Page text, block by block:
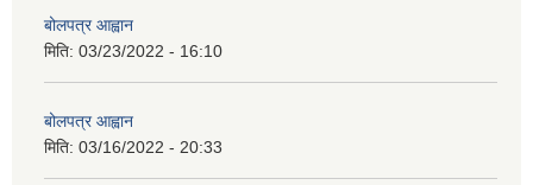
बोलपत्र आह्वान
मिति: 03/23/2022 - 16:10
बोलपत्र आह्वान
मिति: 03/16/2022 - 20:33